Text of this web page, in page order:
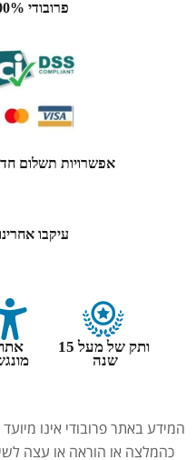
פרובודי 100% קנייה בטוחה
אפשרויות תשלום
עיקבו
ותק של מעל 15
שנה
המידע באתר פרובודי אינו
כהמלצה או הוראה או עצה